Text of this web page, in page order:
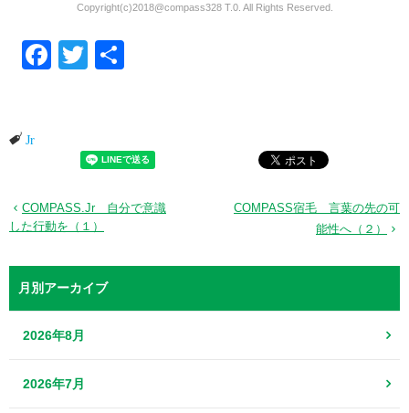
Copyright(c)2018@compass328 T.0. All Rights Reserved.
FacebookTwitter
Jr
COMPASS.Jr 自分で意識
した行動を（１）
COMPASS宿毛 言葉の先の可
能性へ（２）
月別アーカイブ
2026年8月
2026年7月